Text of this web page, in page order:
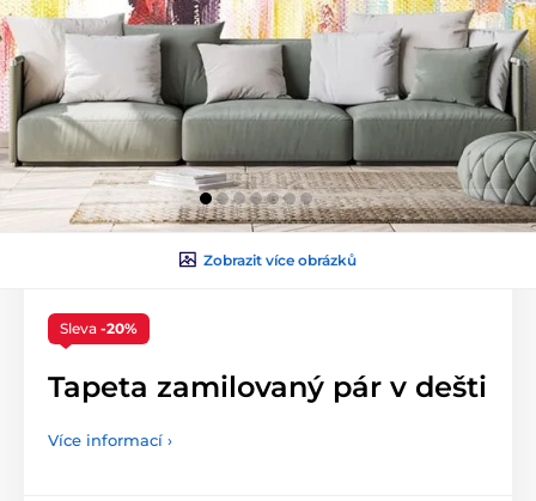
Zobrazit více obrázků
Sleva -20%
Tapeta zamilovaný pár v dešti
Více informací ›